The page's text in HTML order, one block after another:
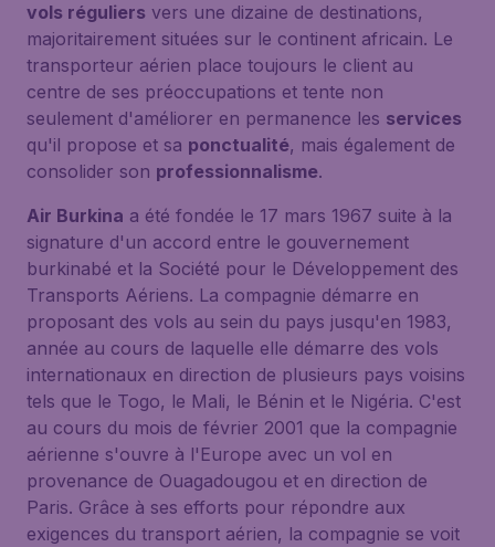
vols réguliers vers une dizaine de destinations,
majoritairement situées sur le continent africain. Le
transporteur aérien place toujours le client au
centre de ses préoccupations et tente non
seulement d'améliorer en permanence les services
qu'il propose et sa ponctualité, mais également de
consolider son professionnalisme.
Air Burkina a été fondée le 17 mars 1967 suite à la
signature d'un accord entre le gouvernement
burkinabé et la Société pour le Développement des
Transports Aériens. La compagnie démarre en
proposant des vols au sein du pays jusqu'en 1983,
année au cours de laquelle elle démarre des vols
internationaux en direction de plusieurs pays voisins
tels que le Togo, le Mali, le Bénin et le Nigéria. C'est
au cours du mois de février 2001 que la compagnie
aérienne s'ouvre à l'Europe avec un vol en
provenance de Ouagadougou et en direction de
Paris. Grâce à ses efforts pour répondre aux
exigences du transport aérien, la compagnie se voit